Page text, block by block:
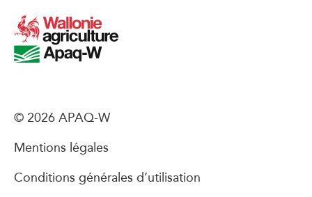
© 2026 APAQ-W
Mentions légales
Conditions générales d’utilisation